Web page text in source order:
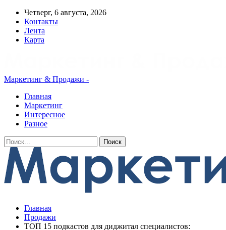
Четверг, 6 августа, 2026
Контакты
Лента
Карта
Маркетинг & Продажи -
Главная
Маркетинг
Интересное
Разное
Главная
Продажи
ТОП 15 подкастов для диджитал специалистов: